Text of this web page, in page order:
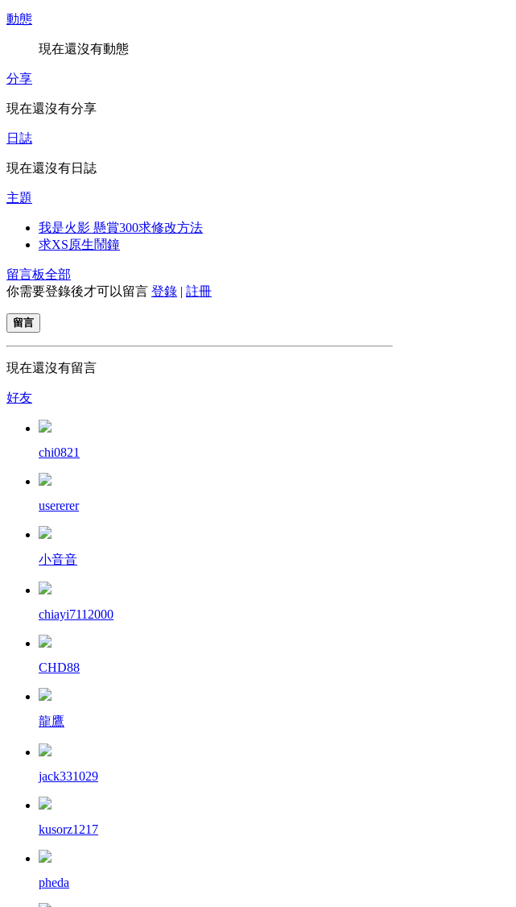
動態
現在還沒有動態
分享
現在還沒有分享
日誌
現在還沒有日誌
主題
我是火影 懸賞300求修改方法
求XS原生鬧鐘
留言板全部
你需要登錄後才可以留言 登錄 | 註冊
留言
現在還沒有留言
好友
chi0821
usererer
小音音
chiayi7112000
CHD88
龍鷹
jack331029
kusorz1217
pheda